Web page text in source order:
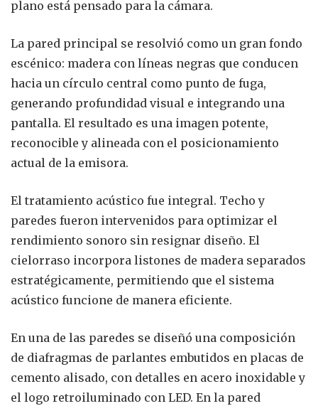
plano está pensado para la cámara.
La pared principal se resolvió como un gran fondo
escénico: madera con líneas negras que conducen
hacia un círculo central como punto de fuga,
generando profundidad visual e integrando una
pantalla. El resultado es una imagen potente,
reconocible y alineada con el posicionamiento
actual de la emisora.
El tratamiento acústico fue integral. Techo y
paredes fueron intervenidos para optimizar el
rendimiento sonoro sin resignar diseño. El
cielorraso incorpora listones de madera separados
estratégicamente, permitiendo que el sistema
acústico funcione de manera eficiente.
En una de las paredes se diseñó una composición
de diafragmas de parlantes embutidos en placas de
cemento alisado, con detalles en acero inoxidable y
el logo retroiluminado con LED. En la pared